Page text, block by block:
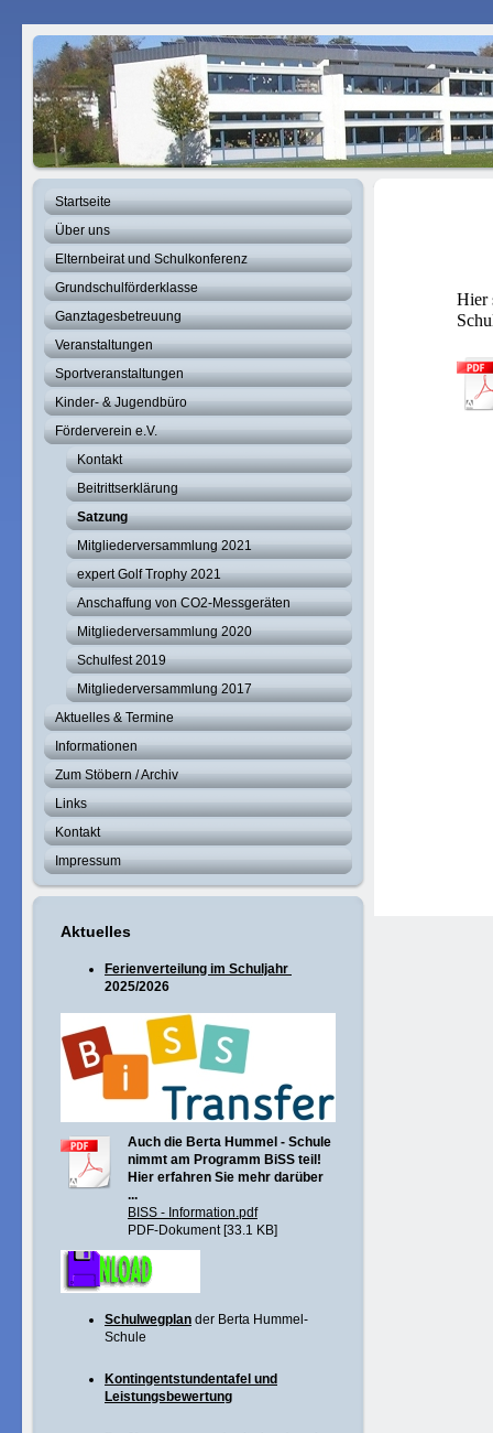
Startseite
Über uns
Elternbeirat und Schulkonferenz
Grundschulförderklasse
Ganztagesbetreuung
Veranstaltungen
Sportveranstaltungen
Kinder- & Jugendbüro
Förderverein e.V.
Kontakt
Beitrittserklärung
Satzung
Mitgliederversammlung 2021
expert Golf Trophy 2021
Anschaffung von CO2-Messgeräten
Mitgliederversammlung 2020
Schulfest 2019
Mitgliederversammlung 2017
Aktuelles & Termine
Informationen
Zum Stöbern / Archiv
Links
Kontakt
Impressum
Aktuelles
Ferienverteilung im Schuljahr
2025/2026
Auch die Berta Hummel - Schule
nimmt am Programm BiSS teil!
Hier erfahren Sie mehr darüber
...
BISS - Information.pdf
PDF-Dokument [33.1 KB]
Schulwegplan der Berta Hummel-
Schule
Kontingentstundentafel und
Leistungsbewertung
Hier